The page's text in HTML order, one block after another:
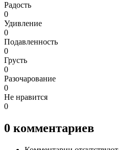
Радость
0
Удивление
0
Подавленность
0
Грусть
0
Разочарование
0
Не нравится
0
0 комментариев